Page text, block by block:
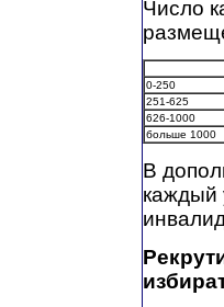
Число
0-250
251-625
626-1000
больше 1000
В
каждый